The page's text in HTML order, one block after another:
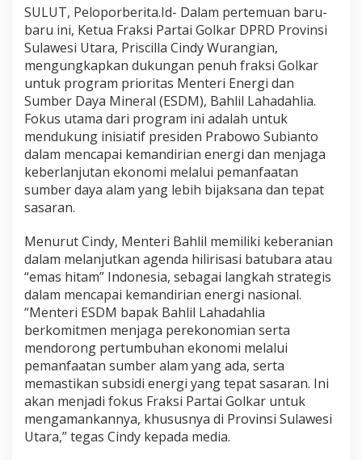
SULUT, Peloporberita.Id- Dalam pertemuan baru-
baru ini, Ketua Fraksi Partai Golkar DPRD Provinsi
Sulawesi Utara, Priscilla Cindy Wurangian,
mengungkapkan dukungan penuh fraksi Golkar
untuk program prioritas Menteri Energi dan
Sumber Daya Mineral (ESDM), Bahlil Lahadahlia.
Fokus utama dari program ini adalah untuk
mendukung inisiatif presiden Prabowo Subianto
dalam mencapai kemandirian energi dan menjaga
keberlanjutan ekonomi melalui pemanfaatan
sumber daya alam yang lebih bijaksana dan tepat
sasaran.
Menurut Cindy, Menteri Bahlil memiliki keberanian
dalam melanjutkan agenda hilirisasi batubara atau
“emas hitam” Indonesia, sebagai langkah strategis
dalam mencapai kemandirian energi nasional.
“Menteri ESDM bapak Bahlil Lahadahlia
berkomitmen menjaga perekonomian serta
mendorong pertumbuhan ekonomi melalui
pemanfaatan sumber alam yang ada, serta
memastikan subsidi energi yang tepat sasaran. Ini
akan menjadi fokus Fraksi Partai Golkar untuk
mengamankannya, khususnya di Provinsi Sulawesi
Utara,” tegas Cindy kepada media.